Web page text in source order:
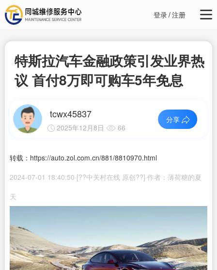
登录/注册
特斯拉汽车金融政策引发业界热
议 首付8万即可购车5年免息
tcwx45837
2025年12月8日 66
分享
转载：https://auto.zol.com.cn/881/8810970.html
2024-07-01 18:40:50·[??中关村在线 原创??]·作者：薄荷糖的夏
天